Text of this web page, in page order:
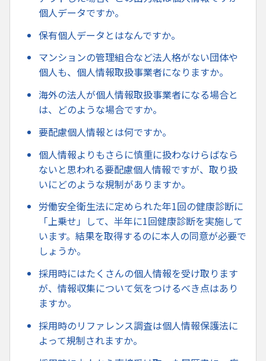
個人データですか。
保有個人データとはなんですか。
マンションの管理組合など法人格がない団体や
個人も、個人情報取扱事業者になりますか。
海外の法人が個人情報取扱事業者になる場合と
は、どのような場合ですか。
要配慮個人情報とは何ですか。
個人情報よりもさらに慎重に扱わなけらばなら
ないと思われる要配慮個人情報ですが、取り扱
いにどのような規制がありますか。
労働安全衛生法に定められた年1回の健康診断に
「上乗せ」して、半年に1回健康診断を実施して
います。結果を取得するのに本人の同意が必要で
しょうか。
採用時にはたくさんの個人情報を受け取ります
が、情報収集について気をつけるべき点はあり
ますか。
採用時のリファレンス調査は個人情報保護法に
よって規制されますか。